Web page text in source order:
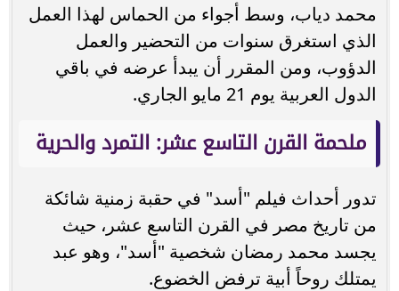
محمد دياب، وسط أجواء من الحماس لهذا العمل
الذي استغرق سنوات من التحضير والعمل
الدؤوب، ومن المقرر أن يبدأ عرضه في باقي
الدول العربية يوم 21 مايو الجاري.
ملحمة القرن التاسع عشر: التمرد والحرية
تدور أحداث فيلم "أسد" في حقبة زمنية شائكة
من تاريخ مصر في القرن التاسع عشر، حيث
يجسد محمد رمضان شخصية "أسد"، وهو عبد
يمتلك روحاً أبية ترفض الخضوع.